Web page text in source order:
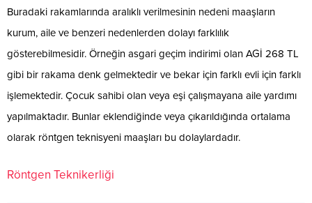
Buradaki rakamlarında aralıklı verilmesinin nedeni maaşların
kurum, aile ve benzeri nedenlerden dolayı farklılık
gösterebilmesidir. Örneğin asgari geçim indirimi olan AGİ 268 TL
gibi bir rakama denk gelmektedir ve bekar için farklı evli için farklı
işlemektedir. Çocuk sahibi olan veya eşi çalışmayana aile yardımı
yapılmaktadır. Bunlar eklendiğinde veya çıkarıldığında ortalama
olarak röntgen teknisyeni maaşları bu dolaylardadır.
Röntgen Teknikerliği